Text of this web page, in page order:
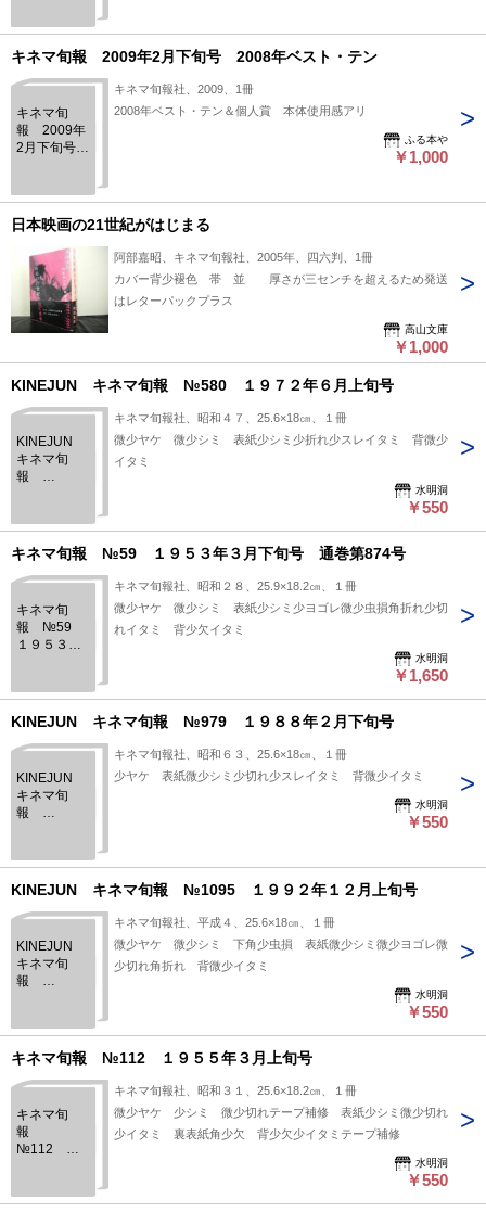
キネマ旬報 2009年2月下旬号 2008年ベスト・テン
キネマ旬
報 2009年
2月下旬号
キネマ旬報社、2009、1冊
2008年ベスト・テン＆個人賞 本体使用感アリ
ふる本や
￥1,000
日本映画の21世紀がはじまる
阿部嘉昭、キネマ旬報社、2005年、四六判、1冊
カバー背少褪色 帯 並 厚さが三センチを超えるため発送
はレターパックプラス
高山文庫
￥1,000
KINEJUN キネマ旬報 №580 １９７２年６月上旬号
KINEJUN
キネマ旬
報
月上旬号
キネマ旬報社、昭和４７、25.6×18㎝、１冊
微少ヤケ 微少シミ 表紙少シミ少折れ少スレイタミ 背微少
イタミ
水明洞
￥550
キネマ旬報 №59 １９５３年３月下旬号 通巻第874号
キネマ旬
報 №59
１９５３年
874号
キネマ旬報社、昭和２８、25.9×18.2㎝、１冊
微少ヤケ 微少シミ 表紙少シミ少ヨゴレ微少虫損角折れ少切
れイタミ 背少欠イタミ
水明洞
￥1,650
KINEJUN キネマ旬報 №979 １９８８年２月下旬号
KINEJUN
キネマ旬
報
月下旬号
キネマ旬報社、昭和６３、25.6×18㎝、１冊
少ヤケ 表紙微少シミ少切れ少スレイタミ 背微少イタミ
水明洞
￥550
KINEJUN キネマ旬報 №1095 １９９２年１２月上旬号
KINEJUN
キネマ旬
報
２月上旬号
キネマ旬報社、平成４、25.6×18㎝、１冊
微少ヤケ 微少シミ 下角少虫損 表紙微少シミ微少ヨゴレ微
少切れ角折れ 背微少イタミ
水明洞
￥550
キネマ旬報 №112 １９５５年３月上旬号
キネマ旬
報
№112 １
キネマ旬報社、昭和３１、25.6×18.2㎝、１冊
微少ヤケ 少シミ 微少切れテープ補修 表紙少シミ微少切れ
少イタミ 裏表紙角少欠 背少欠少イタミテープ補修
水明洞
￥550